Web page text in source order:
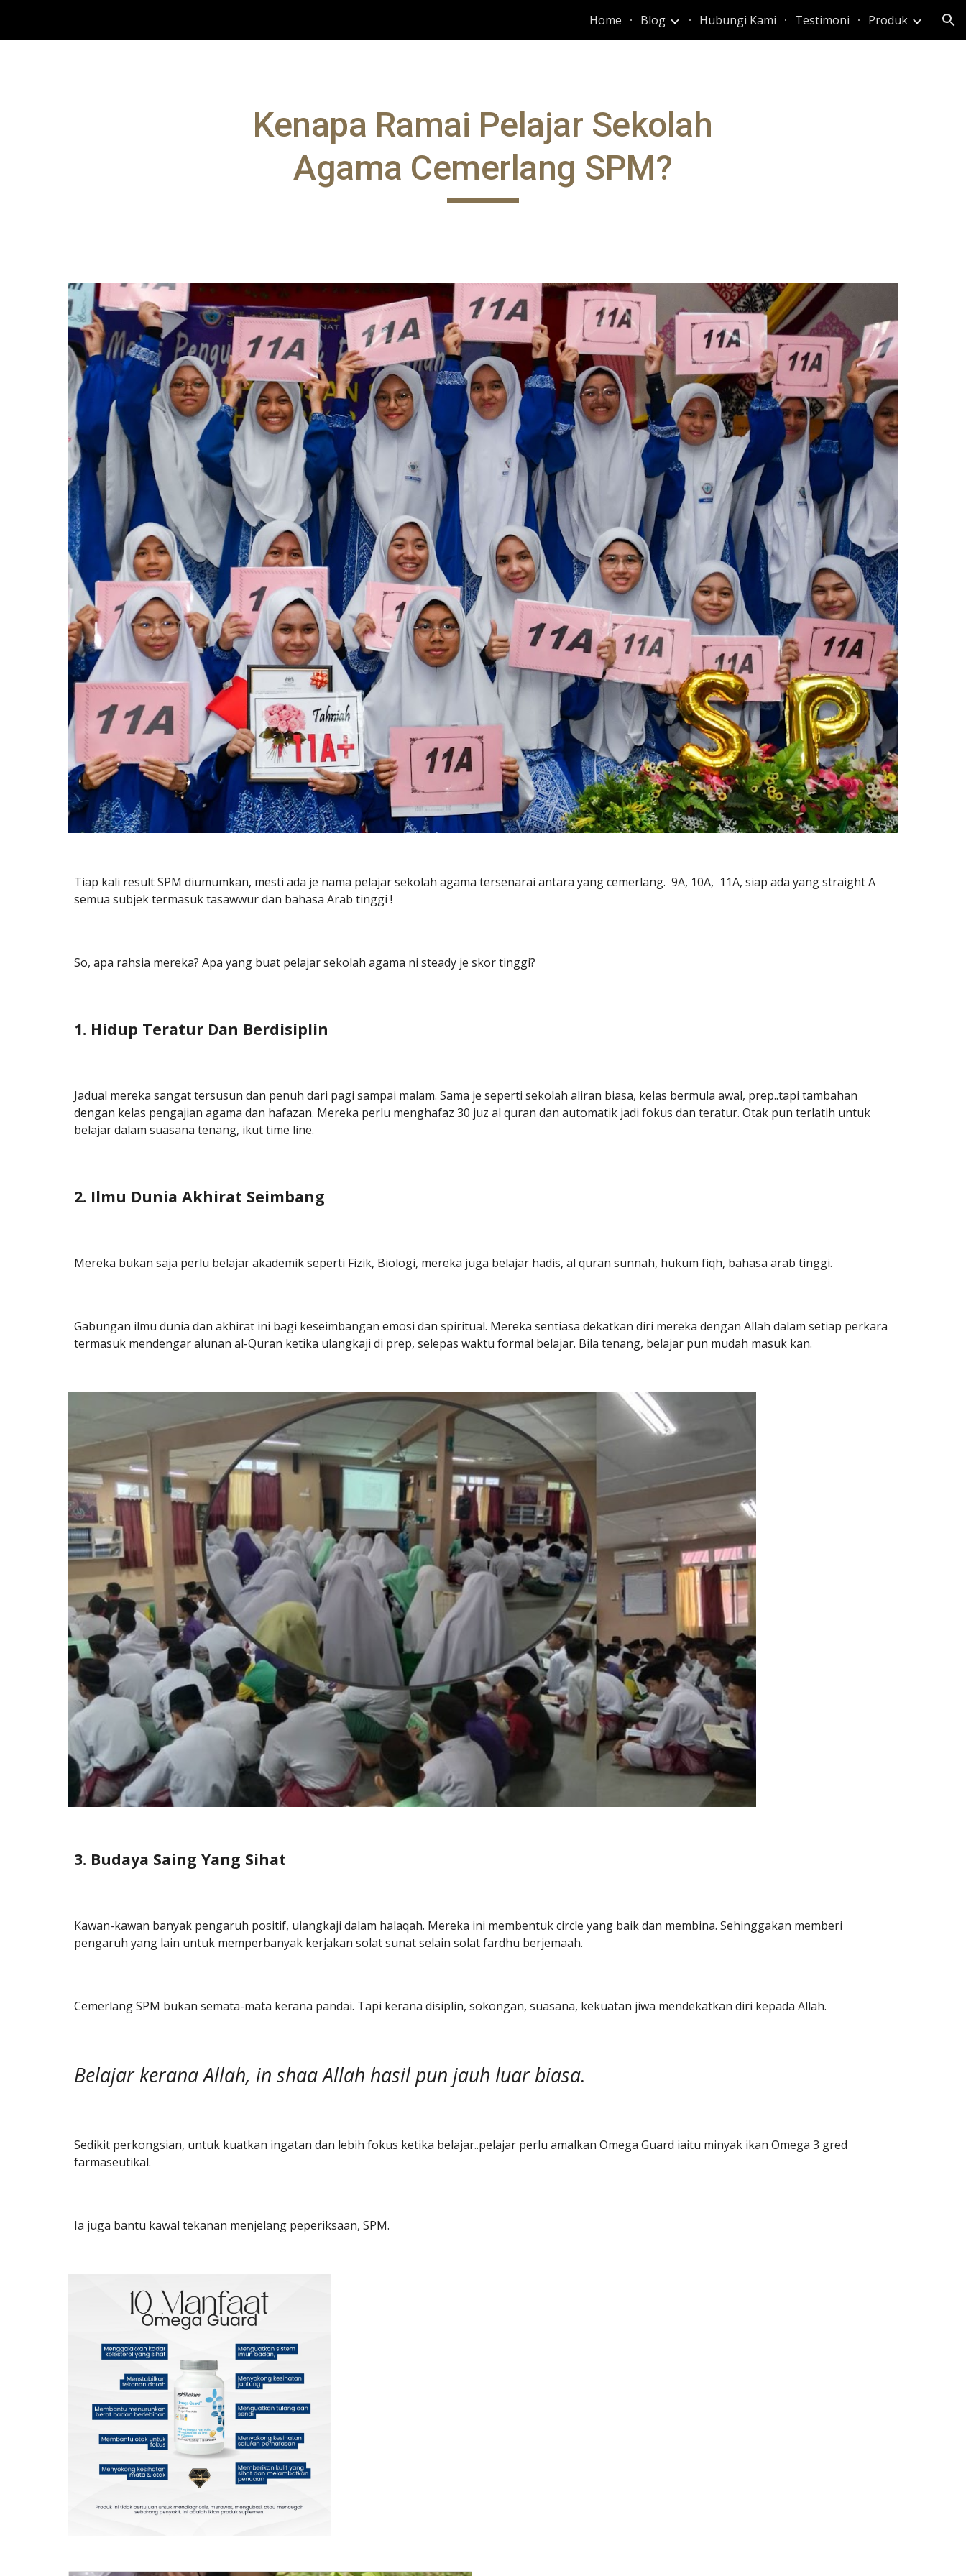
Skip to navigation
Home Blog Hubungi Kami Testimoni Produk
Kenapa Ramai Pelajar Sekolah
Agama Cemerlang SPM?
Tiap kali result SPM diumumkan, mesti ada je nama pelajar sekolah agama tersenarai antara yang cemerlang. 9A, 10A, 11A, siap ada yang straight A
semua subjek termasuk tasawwur dan bahasa Arab tinggi !
So, apa rahsia mereka? Apa yang buat pelajar sekolah agama ni steady je skor tinggi?
1. Hidup Teratur Dan Berdisiplin
Jadual mereka sangat tersusun dan penuh dari pagi sampai malam. Sama je seperti sekolah aliran biasa, kelas bermula awal, prep..tapi tambahan
dengan kelas pengajian agama dan hafazan. Mereka perlu menghafaz 30 juz al quran dan automatik jadi fokus dan teratur. Otak pun terlatih untuk
belajar dalam suasana tenang, ikut time line.
2. Ilmu Dunia Akhirat Seimbang
Mereka bukan saja perlu belajar akademik seperti Fizik, Biologi, mereka juga belajar hadis, al quran sunnah, hukum fiqh, bahasa arab tinggi.
Gabungan ilmu dunia dan akhirat ini bagi keseimbangan emosi dan spiritual. Mereka sentiasa dekatkan diri mereka dengan Allah dalam setiap perkara
termasuk mendengar alunan al-Quran ketika ulangkaji di prep, selepas waktu formal belajar. Bila tenang, belajar pun mudah masuk kan.
3. Budaya Saing Yang Sihat
Kawan-kawan banyak pengaruh positif, ulangkaji dalam halaqah. Mereka ini membentuk circle yang baik dan membina. Sehinggakan memberi
pengaruh yang lain untuk memperbanyak kerjakan solat sunat selain solat fardhu berjemaah.
Cemerlang SPM bukan semata-mata kerana pandai. Tapi kerana disiplin, sokongan, suasana, kekuatan jiwa mendekatkan diri kepada Allah.
Belajar kerana Allah, in shaa Allah hasil pun jauh luar biasa.
Sedikit perkongsian, untuk kuatkan ingatan dan lebih fokus ketika belajar..pelajar perlu amalkan Omega Guard iaitu minyak ikan Omega 3 gred
farmaseutikal.
Ia juga bantu kawal tekanan menjelang peperiksaan, SPM.